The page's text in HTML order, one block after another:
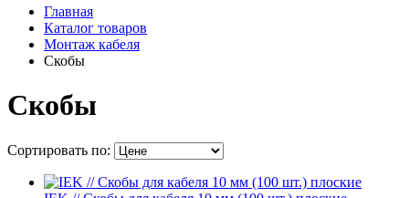
Главная
Каталог товаров
Монтаж кабеля
Скобы
Скобы
Сортировать по: